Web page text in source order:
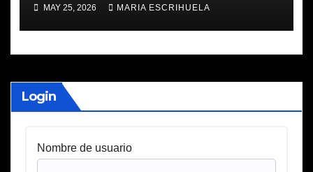
MAY 25, 2026 MARIA ESCRIHUELA
Login
Nombre de usuario